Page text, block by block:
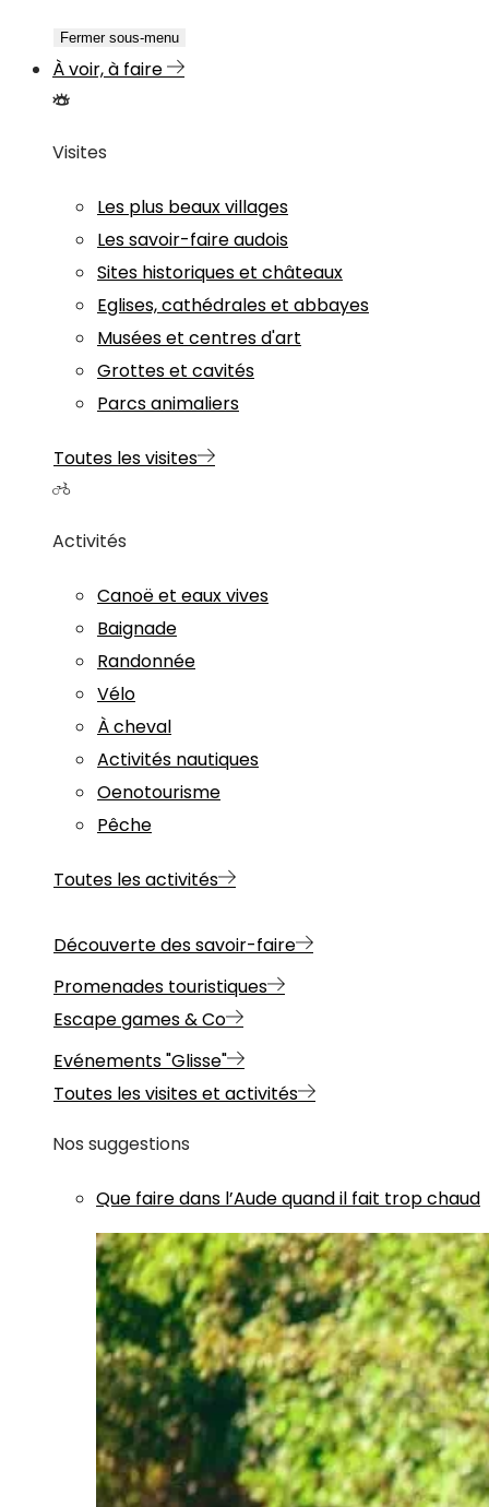
Fermer sous-menu
À voir, à faire
Visites
Les plus beaux villages
Les savoir-faire audois
Sites historiques et châteaux
Eglises, cathédrales et abbayes
Musées et centres d'art
Grottes et cavités
Parcs animaliers
Toutes les visites
Activités
Canoë et eaux vives
Baignade
Randonnée
Vélo
À cheval
Activités nautiques
Oenotourisme
Pêche
Toutes les activités
Découverte des savoir-faire
Promenades touristiques
Escape games & Co
Evénements "Glisse"
Toutes les visites et activités
Nos suggestions
Que faire dans l’Aude quand il fait trop chaud